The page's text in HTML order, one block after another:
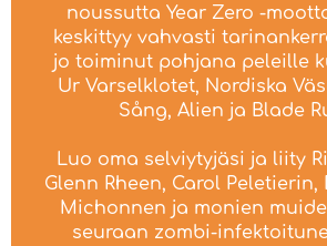
noussutta Year Zero -
keskittyy vahvasti
jo toiminut pohjana peleille
Ur Varselklotet, Nordiska
Sång, Alien ja Blade
Luo oma selviytyjäsi ja liity
Glenn Rheen, Carol Peletierin,
Michonnen ja monien
seuraan zombi-